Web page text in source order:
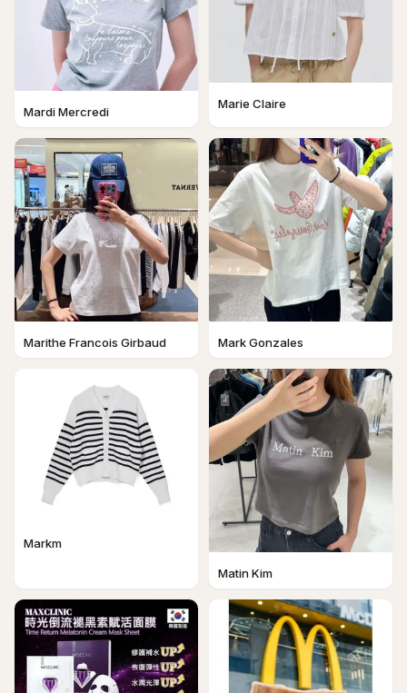
Mardi Mercredi
Marie Claire
Marithe Francois Girbaud Mark Gonzales
Markm
Matin Kim